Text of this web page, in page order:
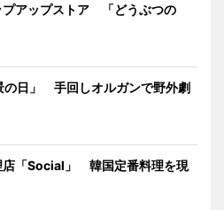
プアップストア 「どうぶつの
の日」 手回しオルガンで野外劇
店「Social」 韓国定番料理を現